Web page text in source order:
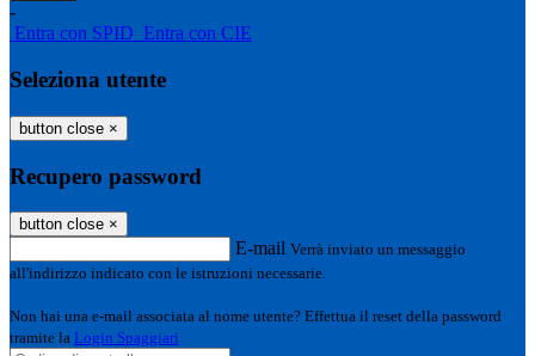
-
Entra con SPID Entra con CIE
Seleziona utente
button close ×
Recupero password
button close ×
E-mail Verrà inviato un messaggio
all'indirizzo indicato con le istruzioni necessarie.
Non hai una e-mail associata al nome utente? Effettua il reset della password
tramite la Login Spaggiari